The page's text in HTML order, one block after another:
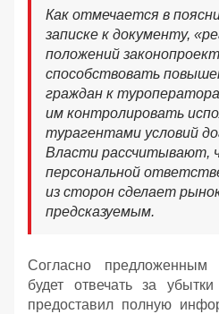
Как отмечается в
записке к документу,
положений
способствовать
граждан к
им контролировать
турагентами условий
Власти рассчитывают,
персональной
из сторон сделает
предсказуемым.
Согласно предложенным
будет отвечать за
предоставил полную